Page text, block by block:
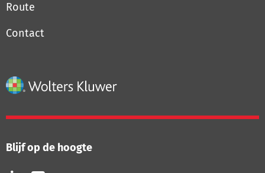
Route
Contact
Blijf op de hoogte